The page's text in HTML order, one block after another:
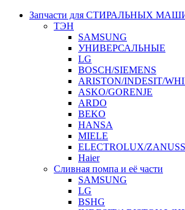
Запчасти для СТИРАЛЬНЫХ
ТЭН
SAMSUNG
УНИВЕРСАЛЬНЫЕ
LG
BOSCH/SIEMENS
ARISTON/INDESIT/
ASKO/GORENJE
ARDO
BEKO
HANSA
MIELE
ELECTROLUX/
Haier
Сливная помпа и её части
SAMSUNG
LG
BSHG